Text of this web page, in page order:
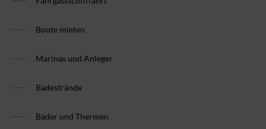
Boote mieten
Marinas und Anleger
Badestrände
Bäder und Thermen